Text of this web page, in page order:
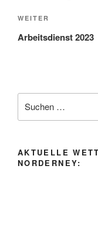
Nächster
Beitrag
WEITER
Arbeitsdienst 2023
nach:
AKTUELLE
NORDERNEY: